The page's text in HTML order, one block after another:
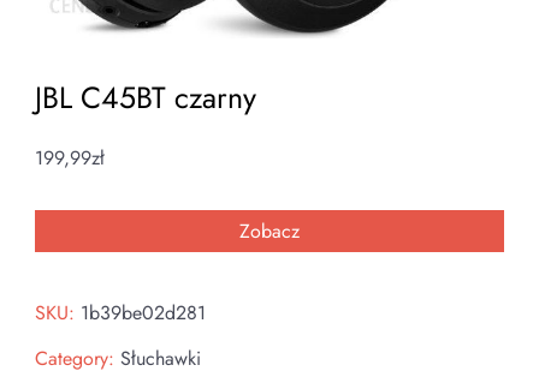
JBL C45BT czarny
199,99zł
Zobacz
SKU: 1b39be02d281
Category: Słuchawki